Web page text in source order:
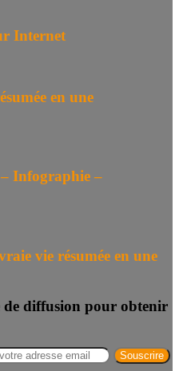
Internet
en une
Infographie –
vie résumée en une
de diffusion pour obtenir